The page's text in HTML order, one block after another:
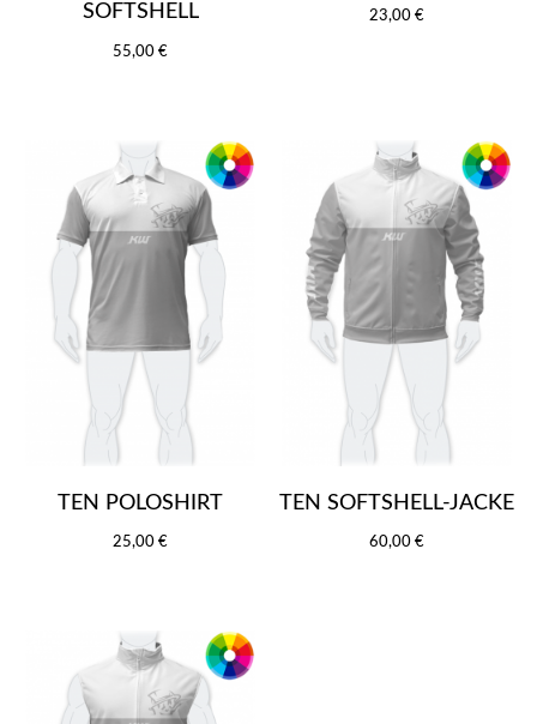
SOFTSHELL
55,00 €
23,00 €
TEN POLOSHIRT
25,00 €
TEN SOFTSHELL-JACKE
60,00 €